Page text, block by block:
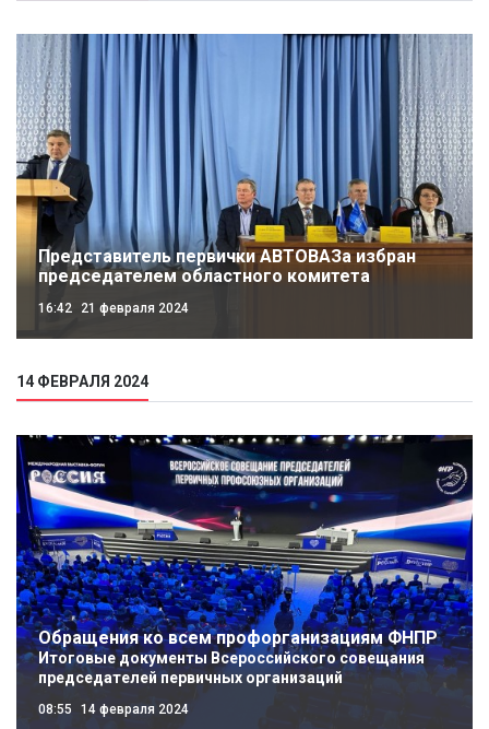
Представитель первички АВТОВАЗа избран
председателем областного комитета
16:42 21 февраля 2024
14 ФЕВРАЛЯ 2024
Обращения ко всем профорганизациям ФНПР
Итоговые документы Всероссийского совещания
председателей первичных организаций
08:55 14 февраля 2024